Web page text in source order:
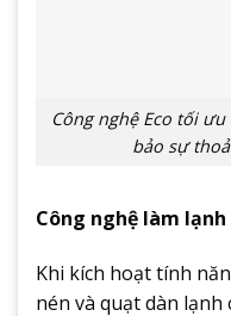
Công nghệ Eco tối
bảo sự
Công nghệ làm
Khi kích hoạt tính
nén và quạt dàn lạnh